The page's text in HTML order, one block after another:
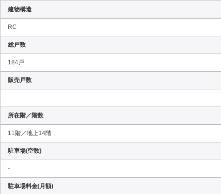
建物構造
RC
総戸数
184戸
販売戸数
-
所在階／階数
11階／地上14階
駐車場(空数)
-
駐車場料金(月額)